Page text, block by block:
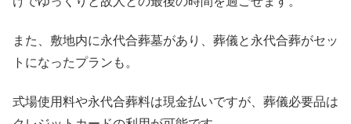
また、敷地内に永代合葬墓があり、葬儀と永代合葬がセッ
トになったプランも。
式場使用料や永代合葬料は現金払いですが、葬儀必要品は